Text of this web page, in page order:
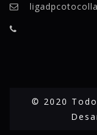
© 2020